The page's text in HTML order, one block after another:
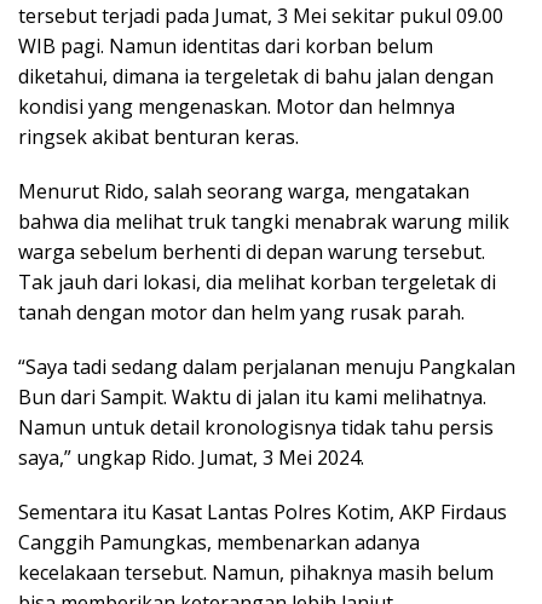
tersebut terjadi pada Jumat, 3 Mei sekitar pukul 09.00
WIB pagi. Namun identitas dari korban belum
diketahui, dimana ia tergeletak di bahu jalan dengan
kondisi yang mengenaskan. Motor dan helmnya
ringsek akibat benturan keras.
Menurut Rido, salah seorang warga, mengatakan
bahwa dia melihat truk tangki menabrak warung milik
warga sebelum berhenti di depan warung tersebut.
Tak jauh dari lokasi, dia melihat korban tergeletak di
tanah dengan motor dan helm yang rusak parah.
“Saya tadi sedang dalam perjalanan menuju Pangkalan
Bun dari Sampit. Waktu di jalan itu kami melihatnya.
Namun untuk detail kronologisnya tidak tahu persis
saya,” ungkap Rido. Jumat, 3 Mei 2024.
Sementara itu Kasat Lantas Polres Kotim, AKP Firdaus
Canggih Pamungkas, membenarkan adanya
kecelakaan tersebut. Namun, pihaknya masih belum